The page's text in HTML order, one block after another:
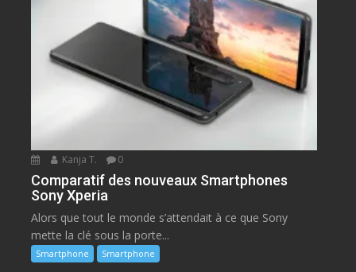
Kanja T. 0
Comparatif des nouveaux Smartphones
Sony Xperia
Alors que tout le monde s’attendait à ce que Sony
mette la clé sous la porte...
Smartphone Smartphone